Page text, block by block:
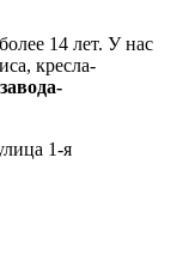
14 лет. У нас
кресла-
1-я